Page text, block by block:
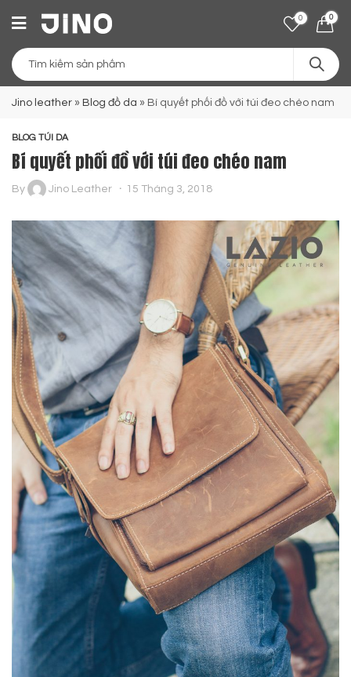
0 0
Jino leather » Blog đồ da » Bí quyết phối đồ với túi đeo chéo nam
BLOG TÚI DA
Bí quyết phối đồ với túi đeo chéo nam
By Jino Leather 15 Tháng 3, 2018